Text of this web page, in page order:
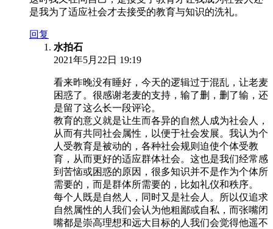
是我为了适应社会才去接受的教育与知识的洗礼。
回复
水拍石
2021年5月22日 19:19
看来昨晚没有睡好，今天的逻辑过于混乱，让老麦
困惑了。很感谢老麦的支持，输了删，删了输，还
是留了这么长一段评论。
教育的意义就是让生而各异的自然人成为社会人，
从而有共同社会属性，以便于社会发展。我认为个
人受教育是被动的，各种社会规则迫使个体受教
育，从而更好的适应群体社会。这也是我们经常感
到苦恼或困惑的原因，很多知识并不是作为个体所
需要的，而是群体所需要的，比如礼仪和秩序。
每个人既是自然人，同时又是社会人。所以仅追求
自然属性的人我们会认为他粗鄙或自私，而张嘴闭
嘴都是崇高理想和远大目标的人我们会觉得他遥不